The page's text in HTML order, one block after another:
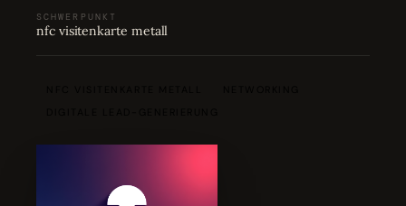
SCHWERPUNKT
nfc visitenkarte metall